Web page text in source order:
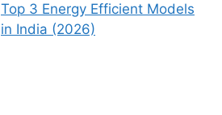
Top 3 Energy Efficient Models
in India (2026)